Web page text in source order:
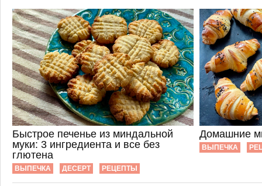
Быстрое печенье из миндальной
муки: 3 ингредиента и все без
глютена
ВЫПЕЧКА ДЕСЕРТ РЕЦЕПТЫ
Домашние
ВЫПЕЧКА